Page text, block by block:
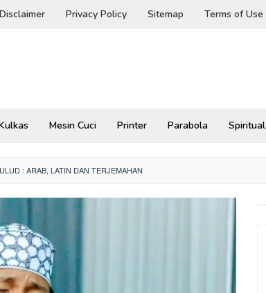
Disclaimer Privacy Policy Sitemap Terms of Use
Mesin Cuci Printer Parabola Spiritual
: ARAB, LATIN DAN TERJEMAHAN